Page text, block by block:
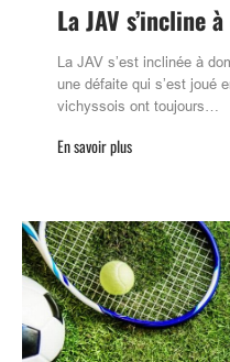
La JAV s’incline
La JAV s’est inclinée à
une défaite qui s’est joué
vichyssois ont toujours…
En savoir plus